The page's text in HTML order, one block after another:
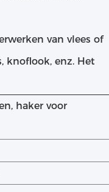
van vlees of
knoflook, enz. Het
haker voor